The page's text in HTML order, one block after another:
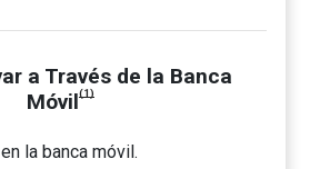
a Través de la Banca
Móvil(1)
en la banca móvil.